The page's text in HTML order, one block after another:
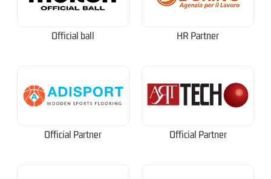
Official ball HR Partner
Official Partner Official Partner